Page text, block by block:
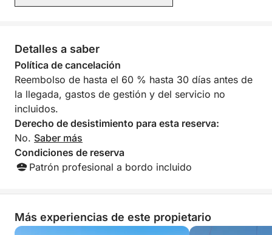
Detalles a saber
Política de cancelación
Reembolso de hasta el 60 % hasta 30 días antes de
la llegada, gastos de gestión y del servicio no
incluidos.
Derecho de desistimiento para esta reserva:
No. Saber más
Condiciones de reserva
Patrón profesional a bordo incluido
Más experiencias de este propietario